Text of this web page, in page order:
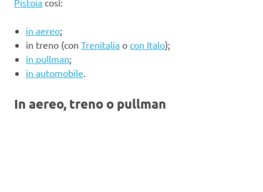
in aereo;
in treno (con Trenitalia o con Italo);
in pullman;
in automobile
In aereo, treno o pullman